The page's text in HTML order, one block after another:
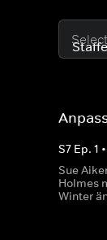
S7 Ep. 1 •
Sue
Holmes
Winter